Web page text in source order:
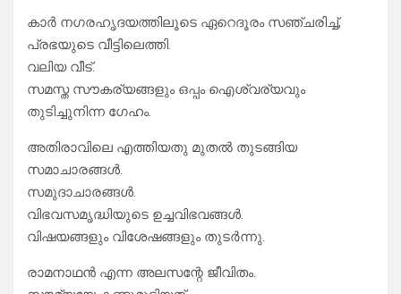
കാർ നഗരഹൃദയത്തിലൂടെ ഏറെദൂരം സഞ്ചരിച്ച്,
പ്രഭയുടെ വീട്ടിലെത്തി.
വലിയ വീട്.
സമസ്ത സൗകര്യങ്ങളും ഒപ്പം ഐശ്വര്യവും
തുടിച്ചുനിന്ന ഗേഹം.
അതിരാവിലെ എത്തിയതു മുതൽ തുടങ്ങിയ
സമാചാരങ്ങൾ.
സമുദാചാരങ്ങൾ.
വിഭവസമൃദ്ധിയുടെ ഉച്ചവിഭവങ്ങൾ.
വിഷയങ്ങളും വിശേഷങ്ങളും തുടർന്നു.
രാമനാഥൻ എന്ന അലസന്റേ ജീവിതം.